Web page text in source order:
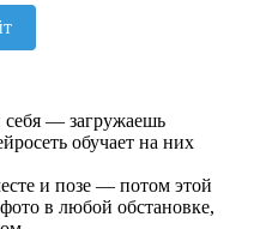
— загружаешь
обучает на них
и позе — потом этой
в любой обстановке,